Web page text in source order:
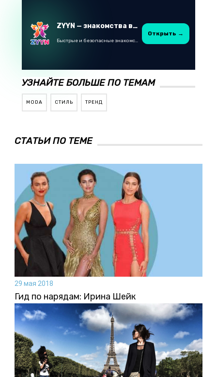
ZYYN — знакомства в Казахстане
Быстрые и безопасные знакомства в Telegram
Открыть →
УЗНАЙТЕ БОЛЬШЕ ПО ТЕМАМ
MODA СТИЛЬ ТРЕНД
СТАТЬИ ПО ТЕМЕ
29 мая 2018
Гид по нарядам: Ирина Шейк